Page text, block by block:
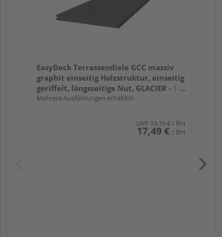
EasyDeck Terrassendiele GCC massiv
graphit einseitig Holzstruktur, einseitig
geriffelt, längsseitige Nut, GLACIER - 16
x 193 mm
Mehrere Ausführungen erhältlich
UVP 19,19 €/ lfm
17,49 € / lfm